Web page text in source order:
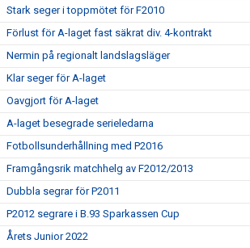
Stark seger i toppmötet för F2010
Förlust för A-laget fast säkrat div. 4-kontrakt
Nermin på regionalt landslagsläger
Klar seger för A-laget
Oavgjort för A-laget
A-laget besegrade serieledarna
Fotbollsunderhållning med P2016
Framgångsrik matchhelg av F2012/2013
Dubbla segrar för P2011
P2012 segrare i B.93 Sparkassen Cup
Årets Junior 2022